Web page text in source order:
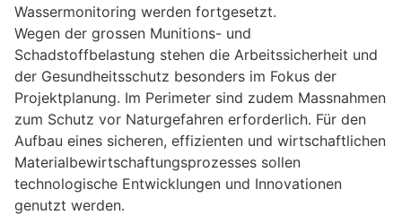
Wassermonitoring werden fortgesetzt.
Wegen der grossen Munitions- und
Schadstoffbelastung stehen die Arbeitssicherheit und
der Gesundheitsschutz besonders im Fokus der
Projektplanung. Im Perimeter sind zudem Massnahmen
zum Schutz vor Naturgefahren erforderlich. Für den
Aufbau eines sicheren, effizienten und wirtschaftlichen
Materialbewirtschaftungsprozesses sollen
technologische Entwicklungen und Innovationen
genutzt werden.